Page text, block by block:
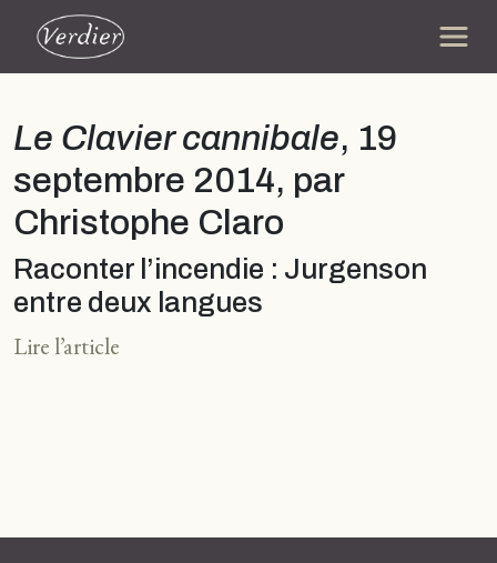
Le Clavier cannibale, 19
septembre 2014, par
Christophe Claro
Raconter l’incendie : Jurgenson
entre deux langues
Lire l’article